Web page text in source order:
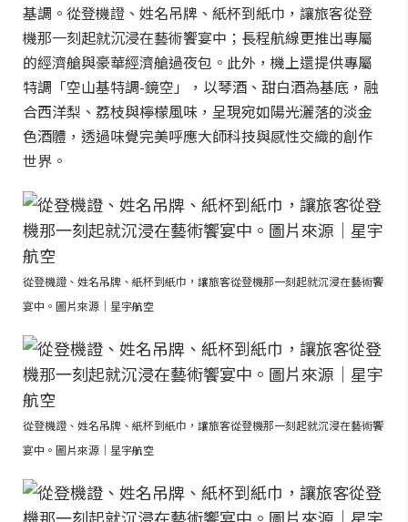
基調。從登機證、姓名吊牌、紙杯到紙巾，讓旅客從登
機那一刻起就沉浸在藝術饗宴中；長程航線更推出專屬
的經濟艙與豪華經濟艙過夜包。此外，機上還提供專屬
特調「空山基特調-鏡空」，以琴酒、甜白酒為基底，融
合西洋梨、荔枝與檸檬風味，呈現宛如陽光灑落的淡金
色酒體，透過味覺完美呼應大師科技與感性交織的創作
世界。
從登機證、姓名吊牌、紙杯到紙巾，讓旅客從登機那一刻起就沉浸在藝術饗
宴中。圖片來源｜星宇航空
從登機證、姓名吊牌、紙杯到紙巾，讓旅客從登機那一刻起就沉浸在藝術饗
宴中。圖片來源｜星宇航空